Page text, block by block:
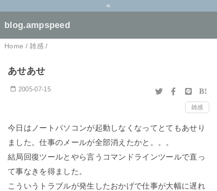
=
blog.ampspeed
Home /雑感 /
あせあせ
2005-07-15 B!
雑感
今日はノートパソコンが起動しなくなってとてもあせり
ました。仕事のメールが全部消えたかと。。。
結局回復ツールとやら言うコマンドラインツールで直っ
て事なきを得ました。
こういうトラブルが発生したおかげで仕事が大幅に遅れ